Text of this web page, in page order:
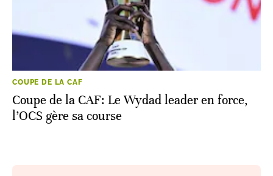
COUPE DE LA CAF
Coupe de la CAF: Le Wydad leader en force,
l’OCS gère sa course